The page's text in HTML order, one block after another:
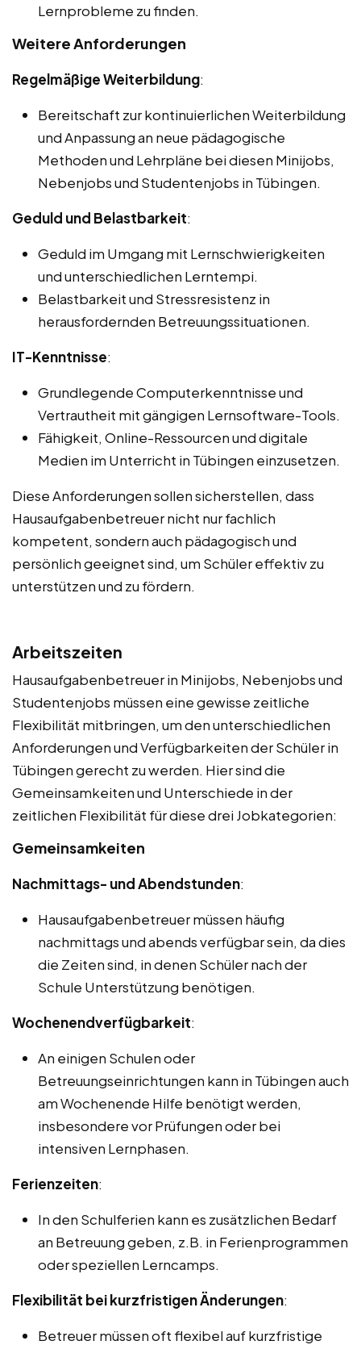
Lernprobleme zu finden.
Weitere Anforderungen
Regelmäßige Weiterbildung:
Bereitschaft zur kontinuierlichen Weiterbildung
und Anpassung an neue pädagogische
Methoden und Lehrpläne bei diesen Minijobs,
Nebenjobs und Studentenjobs in Tübingen.
Geduld und Belastbarkeit:
Geduld im Umgang mit Lernschwierigkeiten
und unterschiedlichen Lerntempi.
Belastbarkeit und Stressresistenz in
herausfordernden Betreuungssituationen.
IT-Kenntnisse:
Grundlegende Computerkenntnisse und
Vertrautheit mit gängigen Lernsoftware-Tools.
Fähigkeit, Online-Ressourcen und digitale
Medien im Unterricht in Tübingen einzusetzen.
Diese Anforderungen sollen sicherstellen, dass
Hausaufgabenbetreuer nicht nur fachlich
kompetent, sondern auch pädagogisch und
persönlich geeignet sind, um Schüler effektiv zu
unterstützen und zu fördern.
Arbeitszeiten
Hausaufgabenbetreuer in Minijobs, Nebenjobs und
Studentenjobs müssen eine gewisse zeitliche
Flexibilität mitbringen, um den unterschiedlichen
Anforderungen und Verfügbarkeiten der Schüler in
Tübingen gerecht zu werden. Hier sind die
Gemeinsamkeiten und Unterschiede in der
zeitlichen Flexibilität für diese drei Jobkategorien:
Gemeinsamkeiten
Nachmittags- und Abendstunden:
Hausaufgabenbetreuer müssen häufig
nachmittags und abends verfügbar sein, da dies
die Zeiten sind, in denen Schüler nach der
Schule Unterstützung benötigen.
Wochenendverfügbarkeit:
An einigen Schulen oder
Betreuungseinrichtungen kann in Tübingen auch
am Wochenende Hilfe benötigt werden,
insbesondere vor Prüfungen oder bei
intensiven Lernphasen.
Ferienzeiten:
In den Schulferien kann es zusätzlichen Bedarf
an Betreuung geben, z.B. in Ferienprogrammen
oder speziellen Lerncamps.
Flexibilität bei kurzfristigen Änderungen:
Betreuer müssen oft flexibel auf kurzfristige